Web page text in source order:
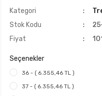
Kategori
Stok Kodu
Fiyat
Seçenekler
36 - ( 6.355,46 TL )
37 - ( 6.355,46 TL )